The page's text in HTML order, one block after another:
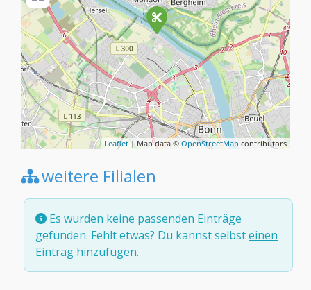
Leaflet| Map data © OpenStreetMap contributors
weitere Filialen
Es wurden keine passenden Einträge
gefunden. Fehlt etwas? Du kannst selbsteinen
Eintrag hinzufügen.